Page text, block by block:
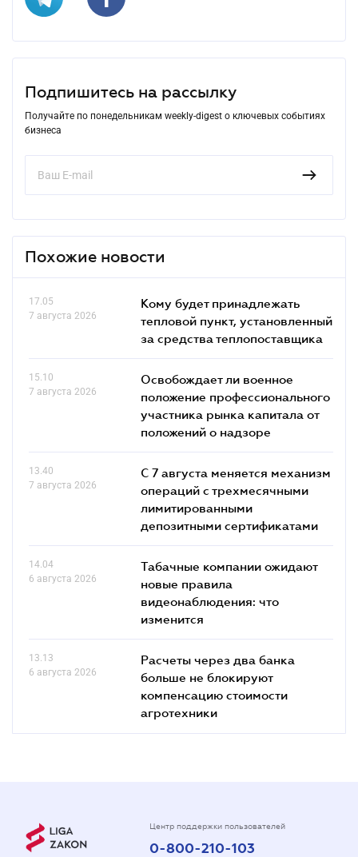
Подпишитесь на рассылку
Получайте по понедельникам weekly-digest о ключевых событиях
бизнеса
Похожие новости
17.05
7 августа 2026
Кому будет принадлежать
тепловой пункт, установленный
за средства теплопоставщика
15.10
7 августа 2026
Освобождает ли военное
положение профессионального
участника рынка капитала от
положений о надзоре
13.40
7 августа 2026
С 7 августа меняется механизм
операций с трехмесячными
лимитированными
депозитными сертификатами
14.04
6 августа 2026
Табачные компании ожидают
новые правила
видеонаблюдения: что
изменится
13.13
6 августа 2026
Расчеты через два банка
больше не блокируют
компенсацию стоимости
агротехники
Центр поддержки пользователей
0-800-210-103